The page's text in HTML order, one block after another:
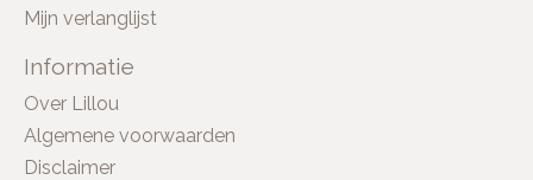
Mijn verlanglijst
Informatie
Over Lillou
Algemene voorwaarden
Disclaimer